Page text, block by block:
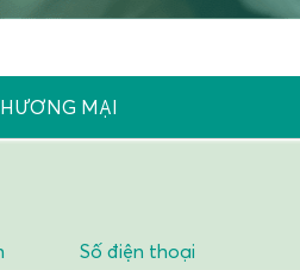
MẠI
Số điện thoại